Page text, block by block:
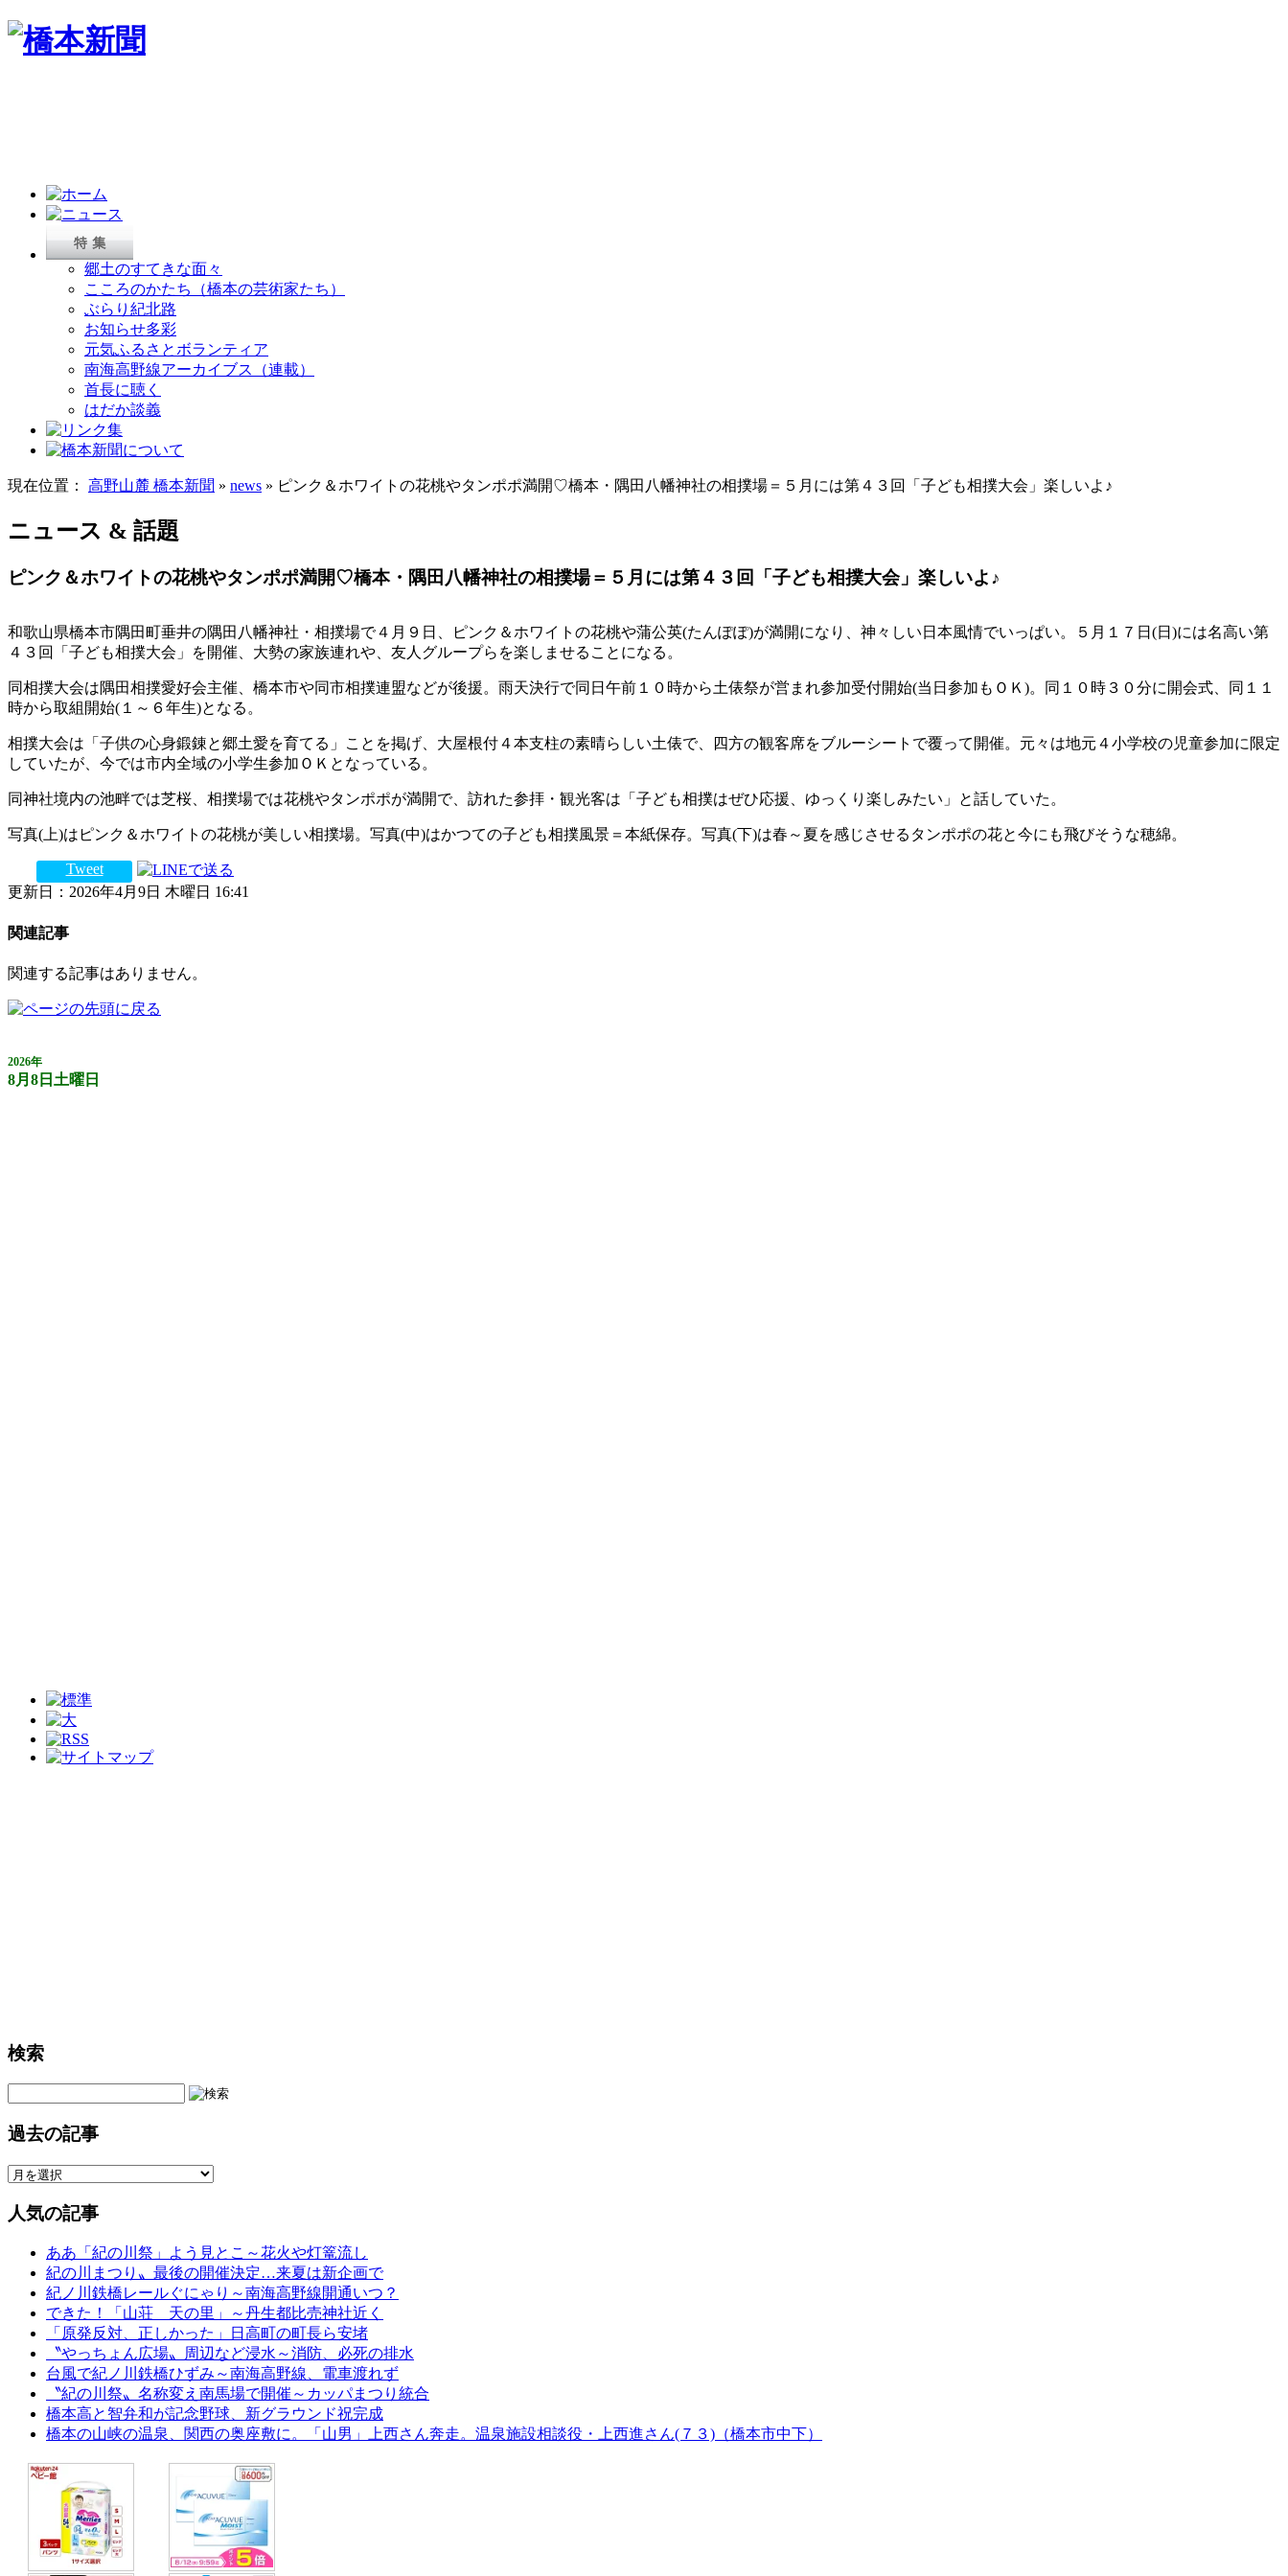
郷土のすてきな面々
こころのかたち（橋本の芸術家たち）
ぶらり紀北路
お知らせ多彩
元気ふるさとボランティア
南海高野線アーカイブス（連載）
首長に聴く
はだか談義
現在位置： 高野山麓 橋本新聞 » news » ピンク＆ホワイトの花桃やタンポポ満開♡橋本・隅田八幡神社の相撲場＝５月には第４３回「子ども相撲大会」楽しいよ♪
ニュース & 話題
ピンク＆ホワイトの花桃やタンポポ満開♡橋本・隅田八幡神社の相撲場＝５月には第４３回「子ども相撲大会」楽しいよ♪
和歌山県橋本市隅田町垂井の隅田八幡神社・相撲場で４月９日、ピンク＆ホワイトの花桃や蒲公英(たんぽぽ)が満開になり、神々しい日本風情でいっぱい。５月１７日(日)には名高い第
４３回「子ども相撲大会」を開催、大勢の家族連れや、友人グループらを楽しませることになる。
同相撲大会は隅田相撲愛好会主催、橋本市や同市相撲連盟などが後援。雨天決行で同日午前１０時から土俵祭が営まれ参加受付開始(当日参加もＯＫ)。同１０時３０分に開会式、同１１
時から取組開始(１～６年生)となる。
相撲大会は「子供の心身鍛錬と郷土愛を育てる」ことを掲げ、大屋根付４本支柱の素晴らしい土俵で、四方の観客席をブルーシートで覆って開催。元々は地元４小学校の児童参加に限定
していたが、今では市内全域の小学生参加ＯＫとなっている。
同神社境内の池畔では芝桜、相撲場では花桃やタンポポが満開で、訪れた参拝・観光客は「子ども相撲はぜひ応援、ゆっくり楽しみたい」と話していた。
写真(上)はピンク＆ホワイトの花桃が美しい相撲場。写真(中)はかつての子ども相撲風景＝本紙保存。写真(下)は春～夏を感じさせるタンポポの花と今にも飛びそうな穂綿。
Tweet
更新日：2026年4月9日 木曜日 16:41
関連記事
関連する記事はありません。
2026年
8月8日土曜日
検索
過去の記事
人気の記事
ああ「紀の川祭」よう見とこ～花火や灯篭流し
紀の川まつり〟最後の開催決定…来夏は新企画で
紀ノ川鉄橋レールぐにゃり～南海高野線開通いつ？
できた！「山荘 天の里」～丹生都比売神社近く
「原発反対、正しかった」日高町の町長ら安堵
〝やっちょん広場〟周辺など浸水～消防、必死の排水
台風で紀ノ川鉄橋ひずみ～南海高野線、電車渡れず
〝紀の川祭〟名称変え南馬場で開催～カッパまつり統合
橋本高と智弁和が記念野球、新グラウンド祝完成
橋本の山峡の温泉、関西の奥座敷に。「山男」上西さん奔走。温泉施設相談役・上西進さん(７３)（橋本市中下）